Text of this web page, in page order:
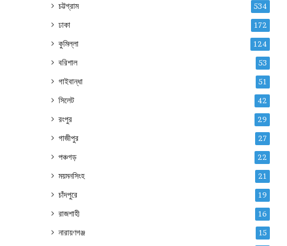
চট্টগ্রাম 534
ঢাকা 172
কুমিল্লা 124
বরিশাল 53
গাইবান্ধা 51
সিলেট 42
রংপুর 29
গাজীপুর 27
পঞ্চগড় 22
ময়মনসিংহ 21
চাঁদপুরে 19
রাজশাহী 16
নারায়ণগঞ্জ 15